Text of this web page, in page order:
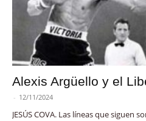
Alexis Argüello y el
- 12/11/2024
JESÚS COVA. Las líneas que siguen